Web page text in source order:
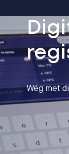
Wég met